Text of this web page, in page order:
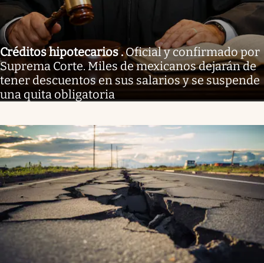
Créditos hipotecarios.Oficial y confirmado por
Suprema Corte. Miles de mexicanos dejarán de
tener descuentos en sus salarios y se suspende
una quita obligatoria